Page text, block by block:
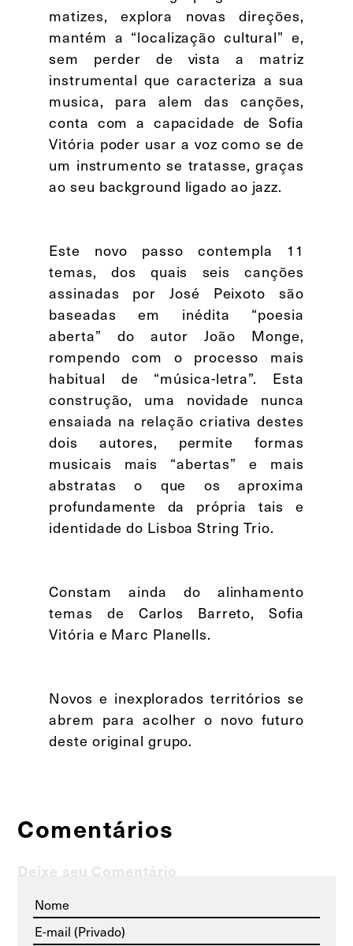
matizes, explora novas direções,
mantém a “localização cultural” e,
sem perder de vista a matriz
instrumental que caracteriza a sua
musica, para alem das canções,
conta com a capacidade de Sofia
Vitória poder usar a voz como se de
um instrumento se tratasse, graças
ao seu background ligado ao jazz.
Este novo passo contempla 11
temas, dos quais seis canções
assinadas por José Peixoto são
baseadas em inédita “poesia
aberta” do autor João Monge,
rompendo com o processo mais
habitual de “música-letra”. Esta
construção, uma novidade nunca
ensaiada na relação criativa destes
dois autores, permite formas
musicais mais “abertas” e mais
abstratas o que os aproxima
profundamente da própria tais e
identidade do Lisboa String Trio.
Constam ainda do alinhamento
temas de Carlos Barreto, Sofia
Vitória e Marc Planells.
Novos e inexplorados territórios se
abrem para acolher o novo futuro
deste original grupo.
Comentários
Deixe seu Comentário